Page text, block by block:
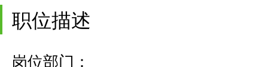
职位描述
岗位部门：